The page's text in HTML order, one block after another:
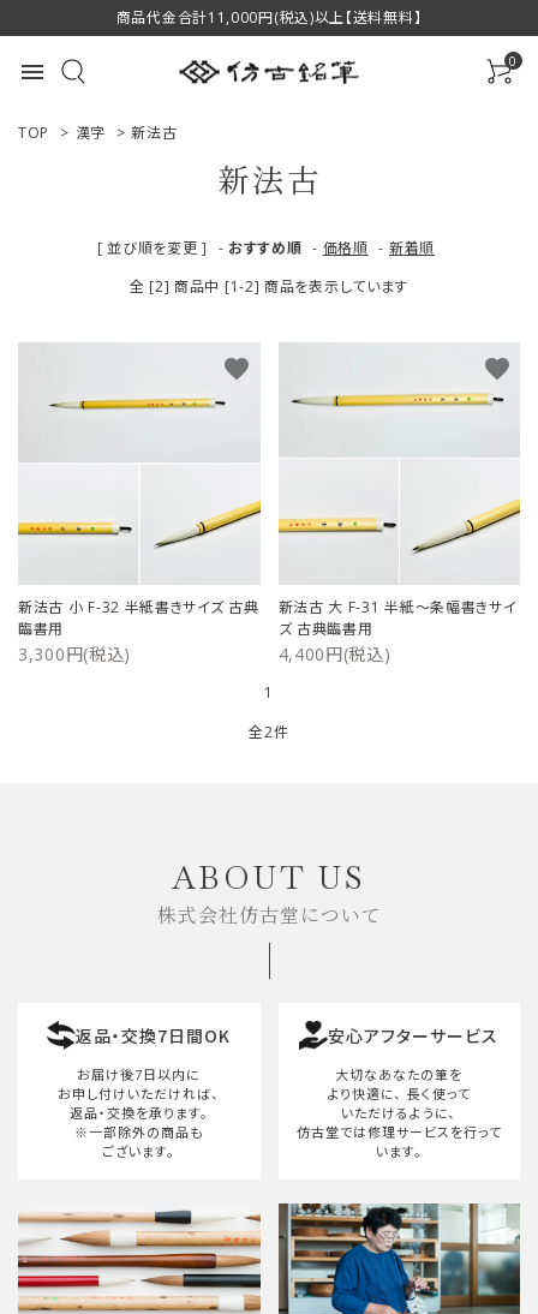
商品代金合計11,000円(税込)以上【送料無料】
menu 0
ACCOUNT MENU
プライバシーポリシー
TOP > 漢字 > 新法古
新法古
[ 並び順を変更 ] - おすすめ順 - 価格順 - 新着順
全 [2] 商品中 [1-2] 商品を表示しています
新法古 小 F-32 半紙書きサイズ 古典
臨書用
3,300円(税込)
favorite
新法古 大 F-31 半紙～条幅書きサイ
ズ 古典臨書用
4,400円(税込)
favorite
1
全2件
検索する
ABOUT US
株式会社仿古堂について
返品・交換7日間OK
お届け後7日以内に
お申し付けいただければ、
返品・交換を承ります。
※一部除外の商品も
ございます。
安心アフターサービス
大切なあなたの筆を
より快適に、 長く使って
いただけるように、
仿古堂では修理サービスを行って
います。